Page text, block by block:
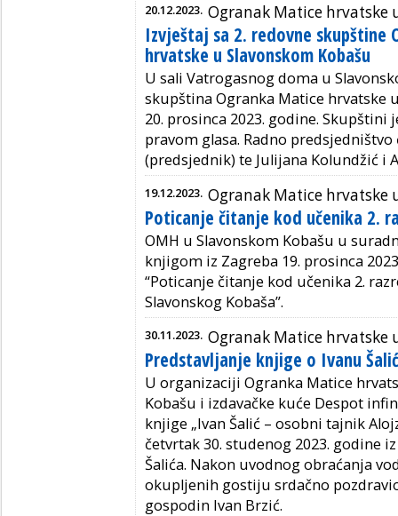
20.12.2023. Ogranak Matice hrvatske
Izvještaj sa 2. redovne skupštine
hrvatske u Slavonskom Kobašu
U sali Vatrogasnog doma u
skupština Ogranka Matice hrvatske
20. prosinca 2023. godine. Skupštini
pravom glasa. Radno
(predsjednik) te Julijana Kolundžić i
19.12.2023. Ogranak Matice hrvatske
Poticanje čitanje kod učenika 2.
OMH u Slavonskom Kobašu u
knjigom iz Zagreba 19. prosinca
“Poticanje čitanje kod učenika 2.
Slavonskog Kobaša”.
30.11.2023. Ogranak Matice hrvatske
Predstavljanje knjige o Ivanu
U organizaciji Ogranka Matice
Kobašu i izdavačke kuće Despot
knjige „Ivan Šalić – osobni tajnik
četvrtak 30. studenog 2023. godine
Šalića. Nakon uvodnog obraćanja
okupljenih gostiju srdačno
gospodin Ivan Brzić.